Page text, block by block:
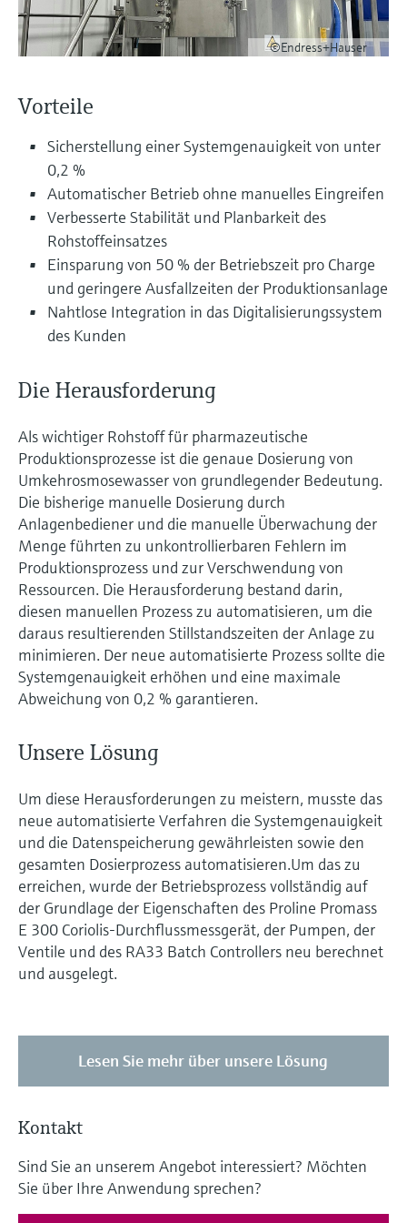
Device Viewer
Produktspezifische Informationen und
Ersatzteilsuche
Ersatzteile anhand von Produktwurzel,
Bestellcode oder Seriennummer finden
Füllstandsmessung
Füllstandsmessung Druck
Alle ansehen
Analysatoren für Härte, Eisen,
Aluminium & Chromat
Mikrowellentransmission
Memosens-Technologie
Alle ansehen
©Endress+Hauser
Vorteile
Sicherstellung einer Systemgenauigkeit von unter
0,2 %
Automatischer Betrieb ohne manuelles Eingreifen
Verbesserte Stabilität und Planbarkeit des
Rohstoffeinsatzes
Einsparung von 50 % der Betriebszeit pro Charge
und geringere Ausfallzeiten der Produktionsanlage
Nahtlose Integration in das Digitalisierungssystem
des Kunden
Die Herausforderung
Als wichtiger Rohstoff für pharmazeutische
Produktionsprozesse ist die genaue Dosierung von
Umkehrosmosewasser von grundlegender Bedeutung.
Die bisherige manuelle Dosierung durch
Anlagenbediener und die manuelle Überwachung der
Menge führten zu unkontrollierbaren Fehlern im
Produktionsprozess und zur Verschwendung von
Ressourcen. Die Herausforderung bestand darin,
diesen manuellen Prozess zu automatisieren, um die
daraus resultierenden Stillstandszeiten der Anlage zu
minimieren. Der neue automatisierte Prozess sollte die
Systemgenauigkeit erhöhen und eine maximale
Abweichung von 0,2 % garantieren.
Unsere Lösung
Um diese Herausforderungen zu meistern, musste das
neue automatisierte Verfahren die Systemgenauigkeit
und die Datenspeicherung gewährleisten sowie den
gesamten Dosierprozess automatisieren.Um das zu
erreichen, wurde der Betriebsprozess vollständig auf
der Grundlage der Eigenschaften des Proline Promass
E 300 Coriolis-Durchflussmessgerät, der Pumpen, der
Ventile und des RA33 Batch Controllers neu berechnet
und ausgelegt.
Lesen Sie mehr über unsere Lösung
Kontakt
Sind Sie an unserem Angebot interessiert? Möchten
Sie über Ihre Anwendung sprechen?